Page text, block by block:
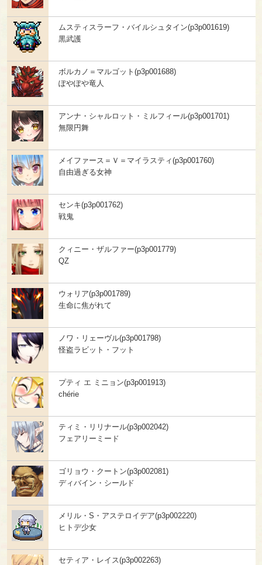
ムスティスラーフ・バイルシュタイン(p3p001619)
黒武護
ボルカノ＝マルゴット(p3p001688)
ぽやぽや竜人
アンナ・シャルロット・ミルフィール(p3p001701)
無限円舞
メイファース＝Ｖ＝マイラスティ(p3p001760)
自由過ぎる女神
センキ(p3p001762)
戦鬼
クィニー・ザルファー(p3p001779)
QZ
ウォリア(p3p001789)
生命に焦がれて
ノワ・リェーヴル(p3p001798)
怪盗ラビット・フット
プティ エ ミニョン(p3p001913)
chérie
ティミ・リリナール(p3p002042)
フェアリーミード
ゴリョウ・クートン(p3p002081)
ディバイン・シールド
メリル・S・アステロイデア(p3p002220)
ヒトデ少女
セティア・レイス(p3p002263)